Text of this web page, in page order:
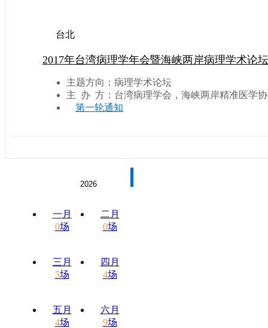
台北
2017年台湾病理学年会暨海峡两岸病理学术论
主题方向：病理学术论坛
主 办 方：台湾病理学会，海峡两岸精准医学
第一轮通知
一月
0场
二月
0场
三月
5场
四月
4场
五月
4场
六月
9场